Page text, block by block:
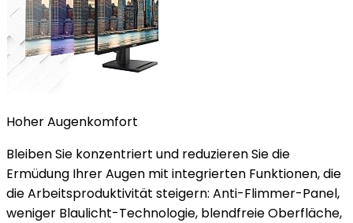
Hoher Augenkomfort
Bleiben Sie konzentriert und reduzieren Sie die
Ermüdung Ihrer Augen mit integrierten Funktionen, die
die Arbeitsproduktivität steigern: Anti-Flimmer-Panel,
weniger Blaulicht-Technologie, blendfreie Oberfläche,